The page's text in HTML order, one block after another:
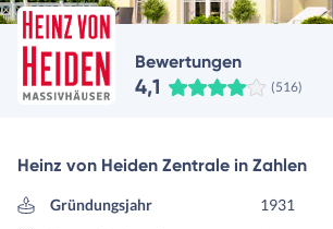
Bewertungen
4,1 (516)
Heinz von Heiden Zentrale in Zahlen
Gründungsjahr
1931